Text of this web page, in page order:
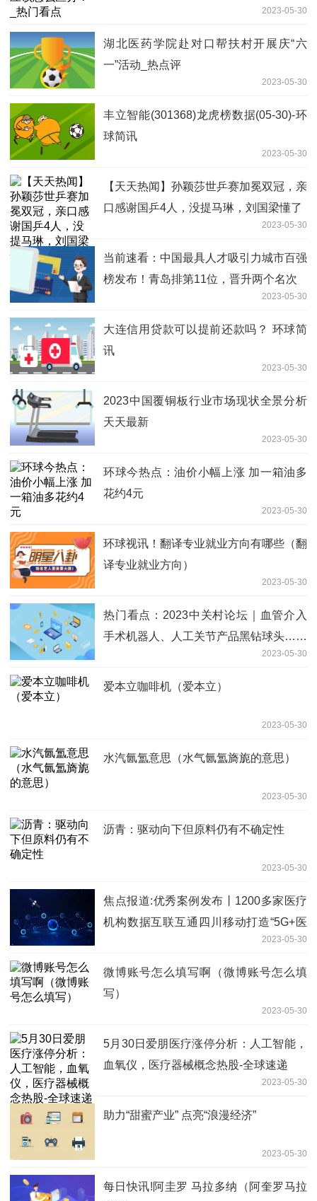
2023-05-30
湖北医药学院赴对口帮扶村开展庆“六
一”活动_热点评
2023-05-30
丰立智能(301368)龙虎榜数据(05-30)-环
球简讯
2023-05-30
【天天热闻】孙颖莎世乒赛加冕双冠，亲
口感谢国乒4人，没提马琳，刘国梁懂了
2023-05-30
当前速看：中国最具人才吸引力城市百强
榜发布！青岛排第11位，晋升两个名次
2023-05-30
大连信用贷款可以提前还款吗？ 环球简
讯
2023-05-30
2023中国覆铜板行业市场现状全景分析
天天最新
2023-05-30
环球今热点：油价小幅上涨 加一箱油多
花约4元
2023-05-30
环球视讯！翻译专业就业方向有哪些（翻
译专业就业方向）
2023-05-30
热门看点：2023中关村论坛｜血管介入
手术机器人、人工关节产品黑钻球头……
2023-05-30
爱本立咖啡机（爱本立）
2023-05-30
水汽氤氲意思（水气氤氲旖旎的意思）
2023-05-30
沥青：驱动向下但原料仍有不确定性
2023-05-30
焦点报道:优秀案例发布丨1200多家医疗
机构数据互联互通四川移动打造“5G+医
2023-05-30
微博账号怎么填写啊（微博账号怎么填
写）
2023-05-30
5月30日爱朋医疗涨停分析：人工智能，
血氧仪，医疗器械概念热股-全球速递
2023-05-30
助力“甜蜜产业” 点亮“浪漫经济”
2023-05-30
每日快讯!阿圭罗 马拉多纳（阿奎罗马拉